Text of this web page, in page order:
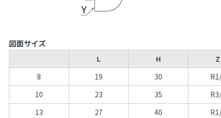
図面サイズ
L H
Z
8
19 30
10
23 35
13
27 40